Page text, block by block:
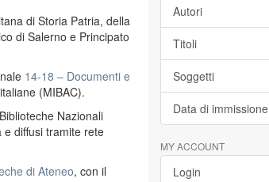
di Storia Patria, della
di Salerno e Principato
14-18 – Documenti e
(MIBAC).
Nazionali
diffusi tramite rete
di Ateneo, con il
Autori
Titoli
Soggetti
Data di immissione
MY ACCOUNT
Login